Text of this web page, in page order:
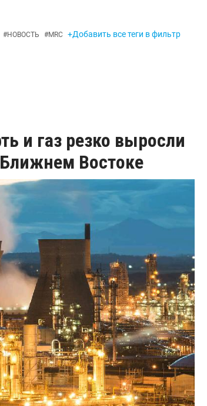
#НОВОСТЬ #MRC +Добавить все теги в фильтр
и газ резко выросли
Востоке